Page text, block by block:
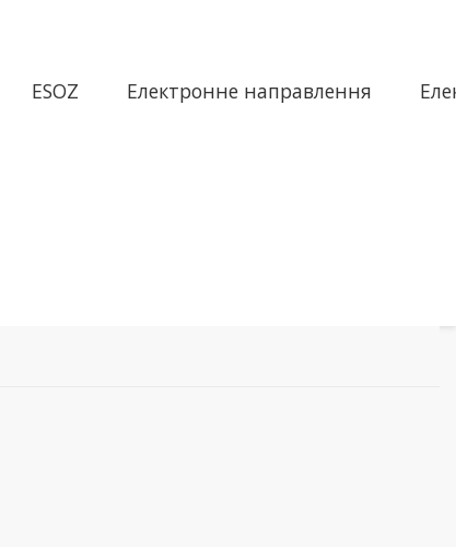
ESOZ Електронне направлення